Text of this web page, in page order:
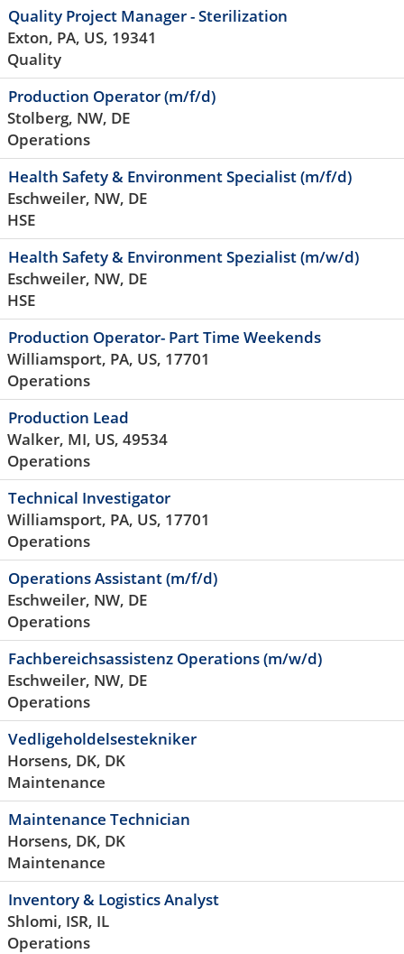
Quality Project Manager - Sterilization
Exton, PA, US, 19341
Quality
Production Operator (m/f/d)
Stolberg, NW, DE
Operations
Health Safety & Environment Specialist (m/f/d)
Eschweiler, NW, DE
HSE
Health Safety & Environment Spezialist (m/w/d)
Eschweiler, NW, DE
HSE
Production Operator- Part Time Weekends
Williamsport, PA, US, 17701
Operations
Production Lead
Walker, MI, US, 49534
Operations
Technical Investigator
Williamsport, PA, US, 17701
Operations
Operations Assistant (m/f/d)
Eschweiler, NW, DE
Operations
Fachbereichsassistenz Operations (m/w/d)
Eschweiler, NW, DE
Operations
Vedligeholdelsestekniker
Horsens, DK, DK
Maintenance
Maintenance Technician
Horsens, DK, DK
Maintenance
Inventory & Logistics Analyst
Shlomi, ISR, IL
Operations